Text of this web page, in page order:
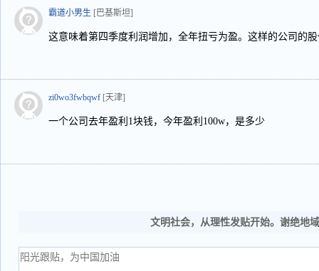
霸道小男生 [巴基斯坦]
这意味着第四季度利润增加，全年扭亏为盈。这样的公司的
zi0wo3fwbqwf [天津]
一个公司去年盈利1块钱，今年盈利100w，是多少
文明社会，从理性发贴开始。谢绝地